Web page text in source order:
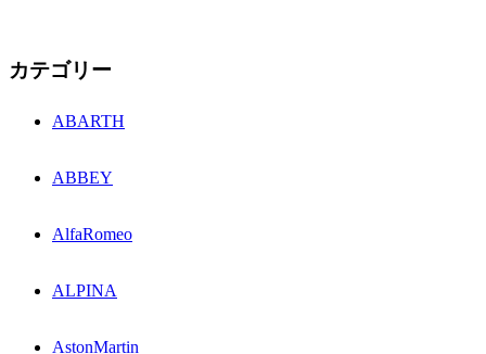
カテゴリー
ABARTH
ABBEY
AlfaRomeo
ALPINA
AstonMartin